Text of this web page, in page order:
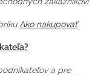
Ako nakupovať
a pre